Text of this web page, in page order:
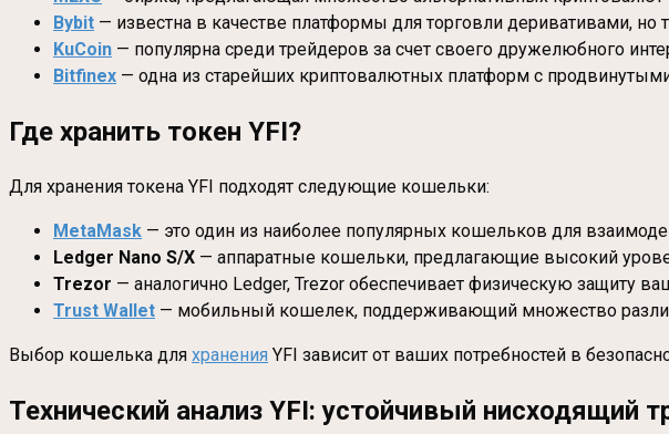
Bybit — известна в качестве платформы для торговли деривативами, но
KuCoin — популярна среди трейдеров за счет своего дружелюбного
Bitfinex — одна из старейших криптовалютных платформ с
Где хранить токен YFI?
Для хранения токена YFI подходят следующие кошельки:
MetaMask — это один из наиболее популярных кошельков для
Ledger Nano S/X — аппаратные кошельки, предлагающие высокий
Trezor — аналогично Ledger, Trezor обеспечивает физическую защиту
Trust Wallet — мобильный кошелек, поддерживающий множество
Выбор кошелька для хранения YFI зависит от ваших потребностей в
Технический анализ YFI: устойчивый нисходящий